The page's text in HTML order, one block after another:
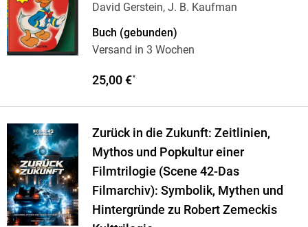
David Gerstein, J. B. Kaufman
Buch (gebunden)
Versand in 3 Wochen
25,00 €*
Zurück in die Zukunft: Zeitlinien,
Mythos und Popkultur einer
Filmtrilogie (Scene 42-Das
Filmarchiv): Symbolik, Mythen und
Hintergründe zu Robert Zemeckis